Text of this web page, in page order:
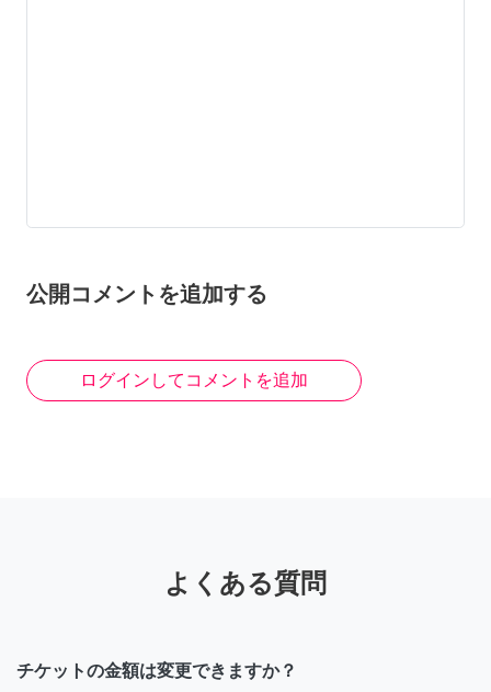
公開コメントを追加する
ログインしてコメントを追加
よくある質問
チケットの金額は変更できますか？